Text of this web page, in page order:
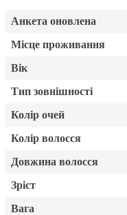
Анкета оновлена
Місце проживання
Вік
Тип зовнішності
Колір очей
Колір волосся
Довжина волосся
Зріст
Вага